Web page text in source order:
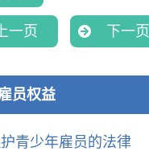
一页 下一页
员权益
青少年雇员的法律